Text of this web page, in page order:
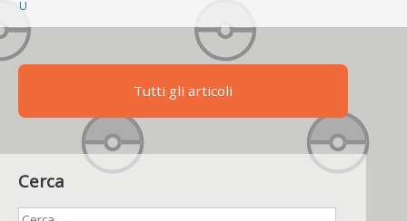
U
Tutti gli articoli
Cerca